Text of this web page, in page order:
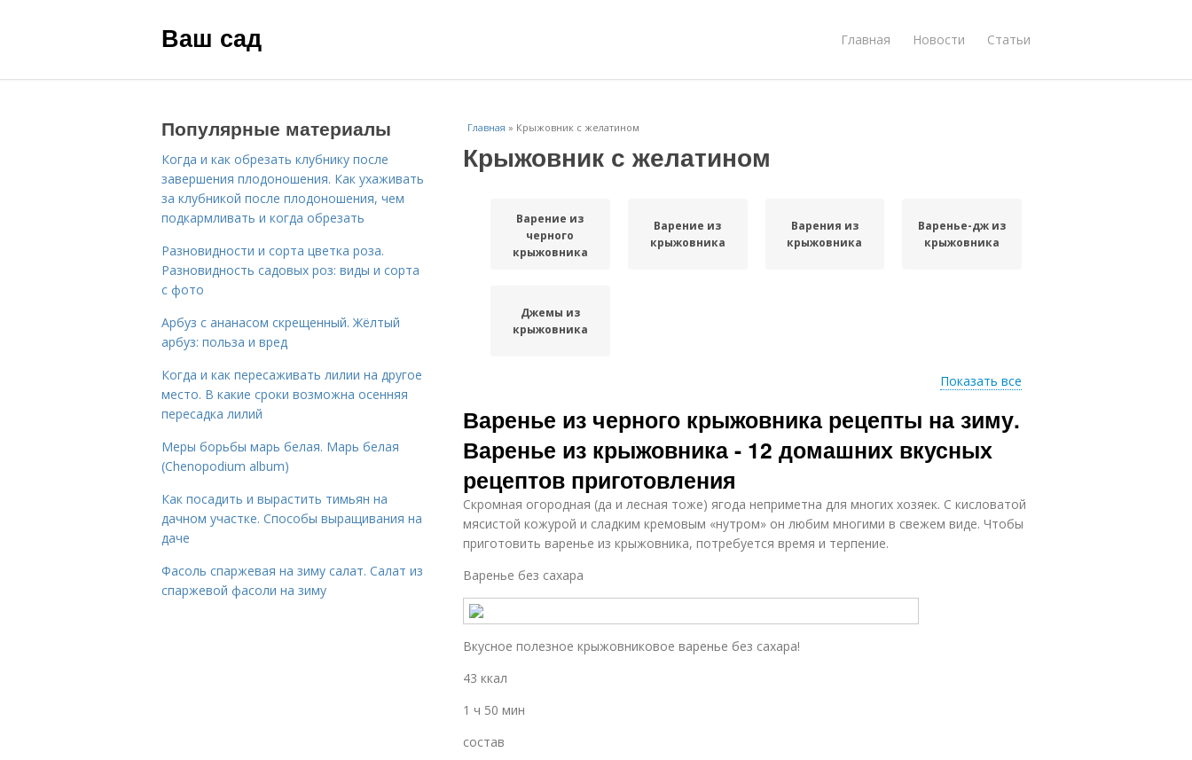
Ваш сад Главная Новости Статьи
Главная » Крыжовник с желатином
Крыжовник с желатином
Варение из
черного
крыжовника
Варение из
крыжовника
Варения из
крыжовника
Варенье-дж из
крыжовника
Джемы из
крыжовника
Показать все
Варенье из черного крыжовника рецепты на зиму.
Варенье из крыжовника - 12 домашних вкусных
рецептов приготовления
Скромная огородная (да и лесная тоже) ягода неприметна для многих хозяек. С кисловатой
мясистой кожурой и сладким кремовым «нутром» он любим многими в свежем виде. Чтобы
приготовить варенье из крыжовника, потребуется время и терпение.
Варенье без сахара
Вкусное полезное крыжовниковое варенье без сахара!
43 ккал
1 ч 50 мин
состав
Популярные материалы
Когда и как обрезать клубнику после
завершения плодоношения. Как ухаживать
за клубникой после плодоношения, чем
подкармливать и когда обрезать
Разновидности и сорта цветка роза.
Разновидность садовых роз: виды и сорта
с фото
Арбуз с ананасом скрещенный. Жёлтый
арбуз: польза и вред
Когда и как пересаживать лилии на другое
место. В какие сроки возможна осенняя
пересадка лилий
Меры борьбы марь белая. Марь белая
(Chenopodium album)
Как посадить и вырастить тимьян на
дачном участке. Способы выращивания на
даче
Фасоль спаржевая на зиму салат. Салат из
спаржевой фасоли на зиму